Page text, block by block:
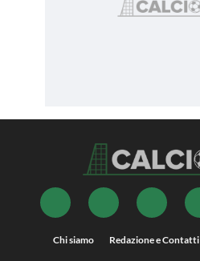
Chi siamo Redazione e Contatti